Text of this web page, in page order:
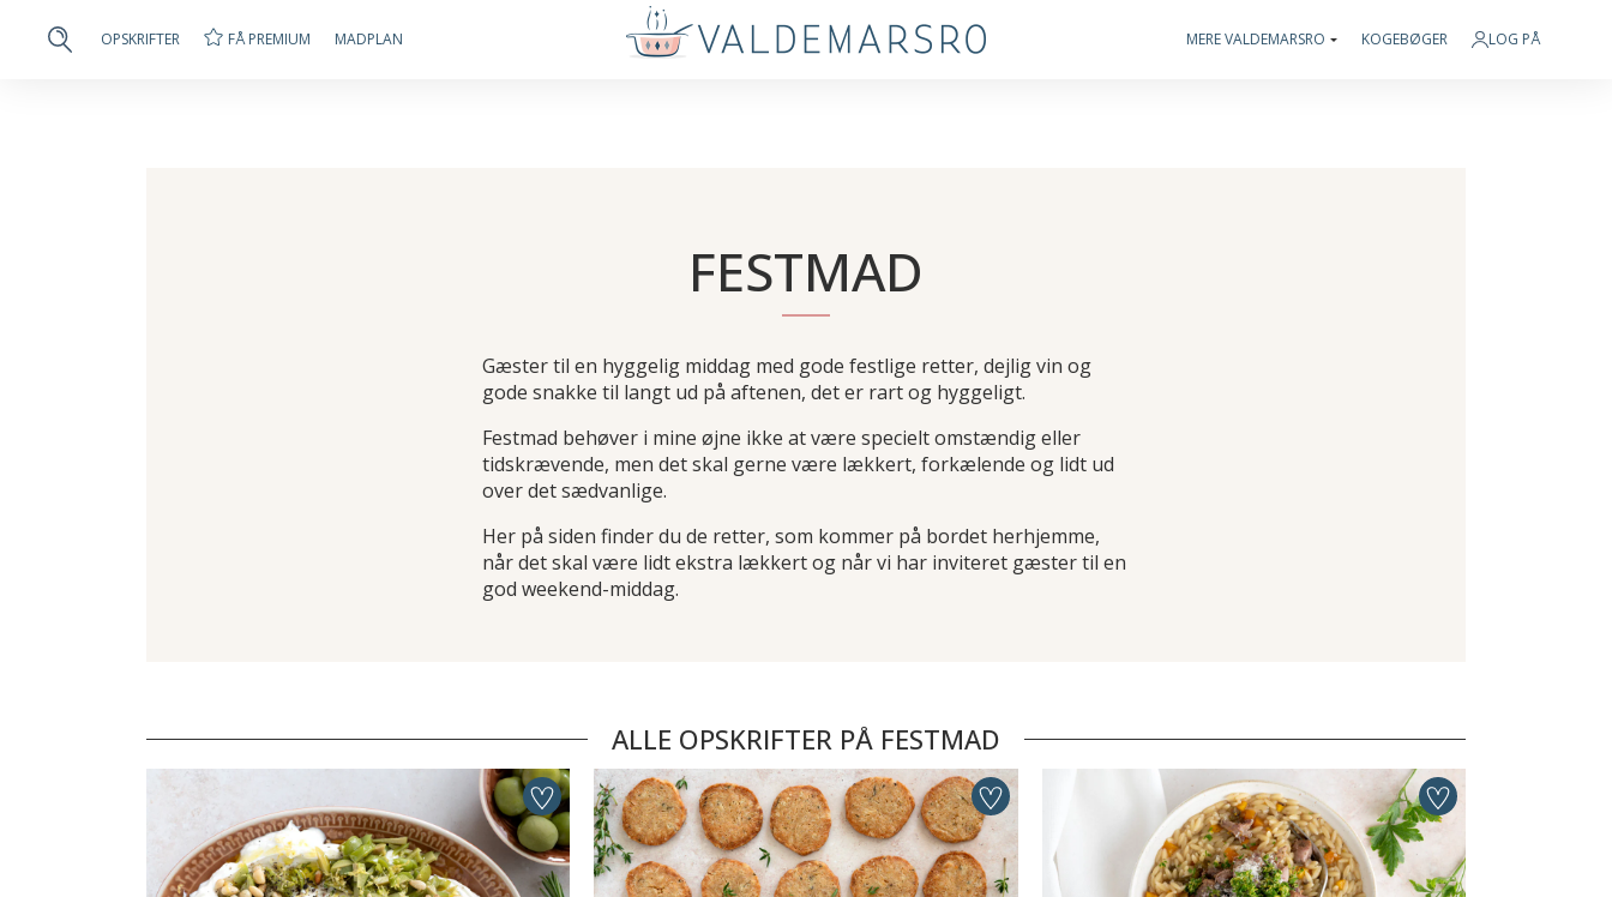
OPSKRIFTER FÅ PREMIUM MADPLAN MERE VALDEMARSRO KOGEBØGER LOG PÅ
FESTMAD
Gæster til en hyggelig middag med gode festlige retter, dejlig vin og
gode snakke til langt ud på aftenen, det er rart og hyggeligt.
Festmad behøver i mine øjne ikke at være specielt omstændig eller
tidskrævende, men det skal gerne være lækkert, forkælende og lidt ud
over det sædvanlige.
Her på siden finder du de retter, som kommer på bordet herhjemme,
når det skal være lidt ekstra lækkert og når vi har inviteret gæster til en
god weekend-middag.
ALLE OPSKRIFTER PÅ FESTMAD